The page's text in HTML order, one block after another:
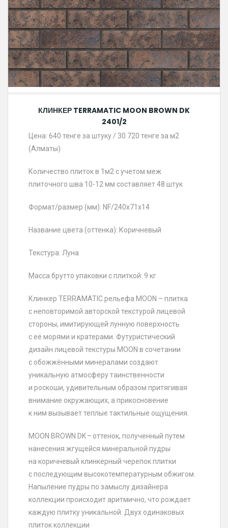
КЛИНКЕР TERRAMATIC MOON BROWN DK
2401/2
Цена: 640 тенге за штуку / 30 720 тенге за м2
(Алматы)
Количество плиток в 1м2 с учетом меж
плиточного шва 10-12 мм составляет 48 штук
Формат/размер (мм): NF/240х71х14
Название цвета (оттенка): Коричневый
Текстура: Луна
Масса брутто упаковки с плиткой: 9 кг
Клинкер TERRAMATIC рельефа MOON – плитка
с неповторимой авторской текстурой лицевой
стороны, имитирующей лунную поверхность
с её морями и кратерами. Футуристический
дизайн лицевой текстуры MOON в сочетании
с обожжёнными минералами создают
уникальную атмосферу таинственности
и роскоши, удивительным образом притягивая
внимание окружающих, а прикосновение
к ним вызывает теплые тактильные ощущения.
MOON BROWN DK – оттенок, полученный путем
нанесения жгущейся минеральной пудры
на коричневый клинкерный черепок плитки
с последующим высокотемпературным обжигом.
Напыление пудры по замыслу дизайнера
коллекции происходит аритмично, что рождает
каждую плитку уникальной. Двух одинаковых
плиток коллекции